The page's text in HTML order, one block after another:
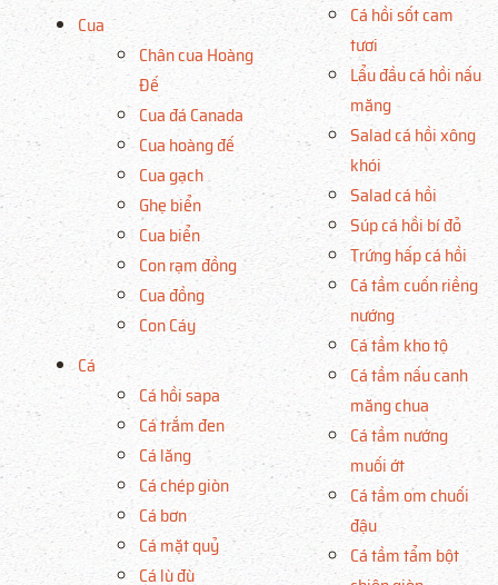
Cua
Chân cua Hoàng
Đế
Cua đá Canada
Cua hoàng đế
Cua gạch
Ghẹ biển
Cua biển
Con rạm đồng
Cua đồng
Con Cáy
Cá
Cá hồi sapa
Cá trắm đen
Cá lăng
Cá chép giòn
Cá bơn
Cá mặt quỷ
Cá lù đù
Cá hồi sốt cam
tươi
Lẩu đầu cá hồi nấu
măng
Salad cá hồi xông
khói
Salad cá hồi
Súp cá hồi bí đỏ
Trứng hấp cá hồi
Cá tầm cuốn riềng
nướng
Cá tầm kho tộ
Cá tầm nấu canh
măng chua
Cá tầm nướng
muối ớt
Cá tầm om chuối
đậu
Cá tầm tẩm bột